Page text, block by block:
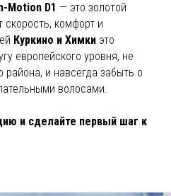
Motion D1 — это золотой
скорость, комфорт и
Куркино и Химки это
европейского уровня, не
и навсегда забыть о
волосами.
и сделайте первый шаг к